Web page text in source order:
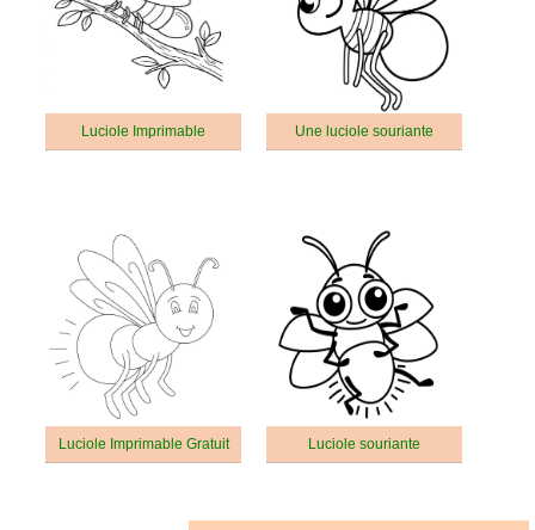
Luciole Imprimable Une luciole souriante
Luciole Imprimable Gratuit Luciole souriante